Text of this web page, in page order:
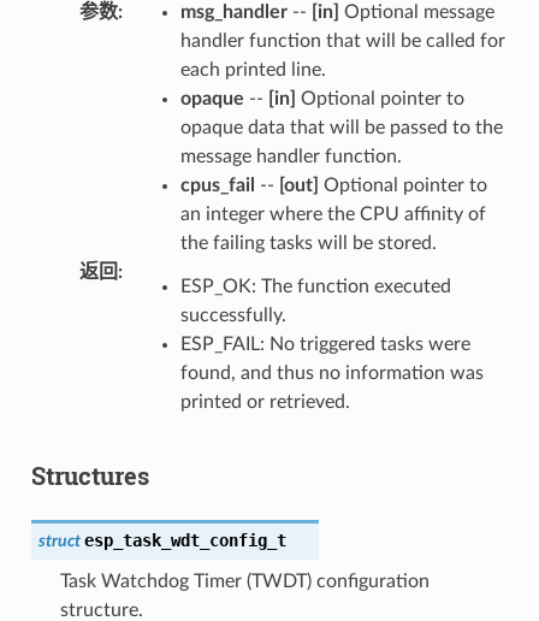
参数: msg_handler-- [in] Optional message
handler function that will be called for
each printed line.
opaque -- [in] Optional pointer to
opaque data that will be passed to the
message handler function.
cpus_fail -- [out] Optional pointer to
an integer where the CPU affinity of
the failing tasks will be stored.
返回 :
ESP_OK: The function executed
successfully.
ESP_FAIL: No triggered tasks were
found, and thus no information was
printed or retrieved.
Structures
struct esp_task_wdt_config_t
Task Watchdog Timer (TWDT) configuration
structure.